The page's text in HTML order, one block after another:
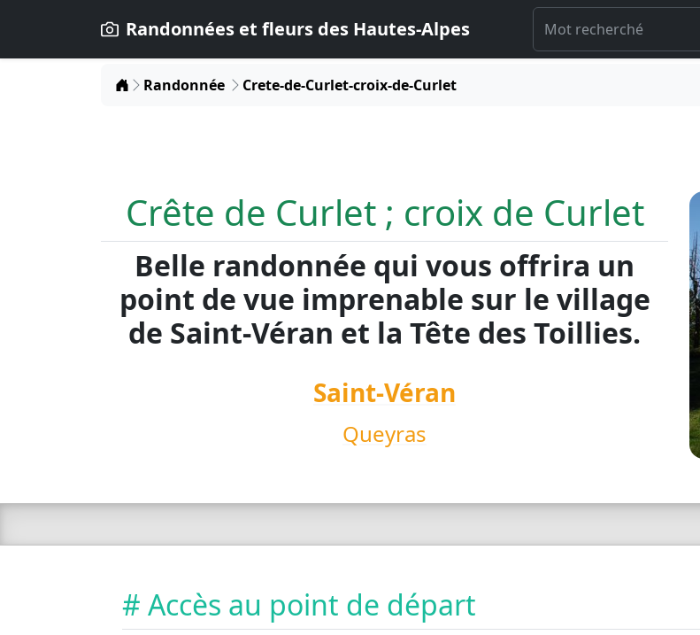
Randonnées et fleurs des Hautes-Alpes
Home
Randonnée Crete-de-Curlet-croix-de-Curlet
Crête de Curlet ; croix de Curlet
Belle randonnée qui vous offrira un
point de vue imprenable sur le village
de Saint-Véran et la Tête des Toillies.
Saint-Véran
Queyras
# Accès au point de départ